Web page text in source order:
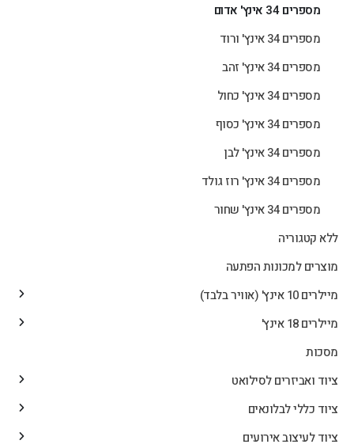
מספרים 34 אינץ' אדום
מספרים 34 אינץ' ורוד
מספרים 34 אינץ' זהב
מספרים 34 אינץ' כחול
מספרים 34 אינץ' כסוף
מספרים 34 אינץ' לבן
מספרים 34 אינץ' רוז גולד
מספרים 34 אינץ' שחור
ללא קטגוריה
מוצרים למכונות הפתעה
מיילרים 10 אינץ' (אוויר בלבד)
מיילרים 18 אינץ'
מסכות
ציוד ואביזרים לסילואט
ציוד כללי לבלונאים
ציוד לעיצוב אירועים